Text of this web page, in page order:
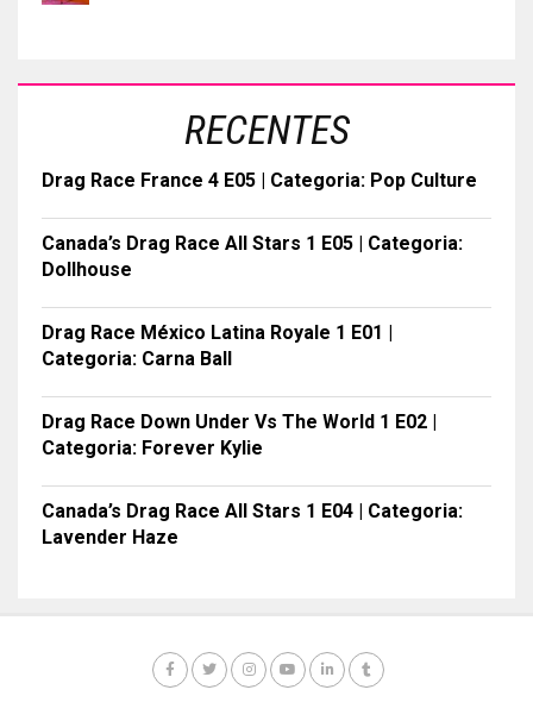
RECENTES
Drag Race France 4 E05 | Categoria: Pop Culture
Canada’s Drag Race All Stars 1 E05 | Categoria:
Dollhouse
Drag Race México Latina Royale 1 E01 |
Categoria: Carna Ball
Drag Race Down Under Vs The World 1 E02 |
Categoria: Forever Kylie
Canada’s Drag Race All Stars 1 E04 | Categoria:
Lavender Haze